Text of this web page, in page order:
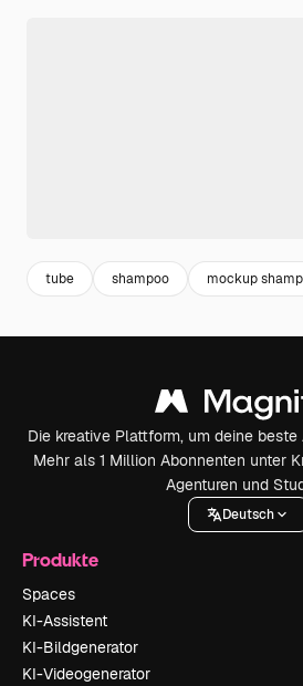
tube shampoo mockup
Die kreative Plattform, um deine
Mehr als 1 Million Abonnenten unter
Agenturen und
Deutsch
Produkte
Spaces
KI-Assistent
KI-Bildgenerator
KI-Videogenerator